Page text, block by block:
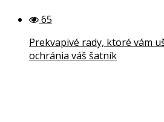
65
Prekvapivé rady, ktoré vám
ochránia váš šatník